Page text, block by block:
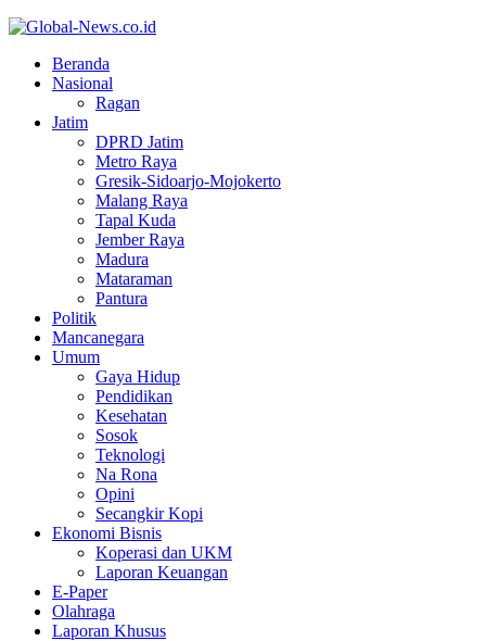
Beranda
Nasional
Ragan
Jatim
DPRD Jatim
Metro Raya
Gresik-Sidoarjo-Mojokerto
Malang Raya
Tapal Kuda
Jember Raya
Madura
Mataraman
Pantura
Politik
Mancanegara
Umum
Gaya Hidup
Pendidikan
Kesehatan
Sosok
Teknologi
Na Rona
Opini
Secangkir Kopi
Ekonomi Bisnis
Koperasi dan UKM
Laporan Keuangan
E-Paper
Olahraga
Laporan Khusus